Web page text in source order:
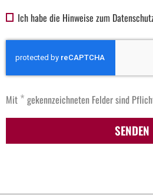
Ich habe die Hinweise zum
Mit * gekennzeichneten Felder sind
SENDEN